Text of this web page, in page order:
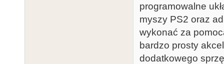
programowalne
myszy PS2 oraz
wykonać za
bardzo prosty
dodatkowego